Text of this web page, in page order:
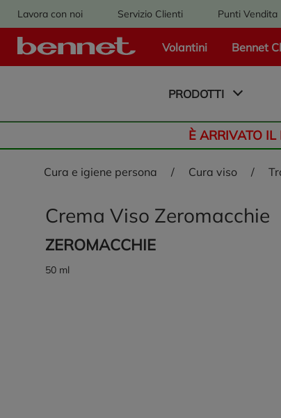
Lavora con noi Servizio Clienti Punti Vendita
Volantini Bennet
Logo Bennet - Torna alla homepage
PRODOTTI
È ARRIVATO IL
cura e igiene persona / cura viso /
Crema Viso Zeromacchie
ZEROMACCHIE
50 ml